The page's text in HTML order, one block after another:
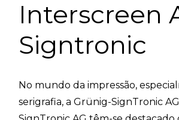
Interscreen
Signtronic
No mundo da impressão,
serigrafia, a Grünig-SignTronic